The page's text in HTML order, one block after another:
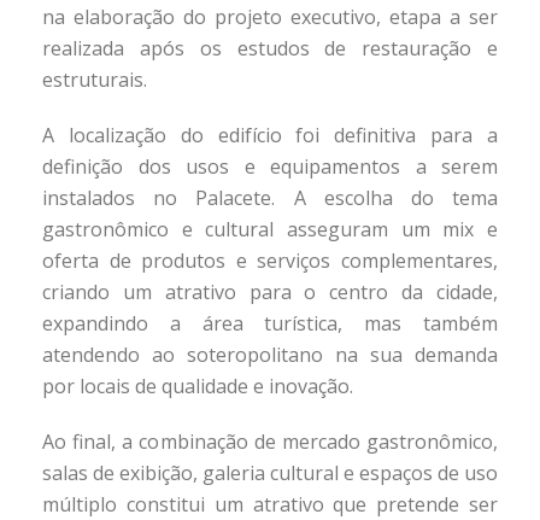
na elaboração do projeto executivo, etapa a ser
realizada após os estudos de restauração e
estruturais.
A localização do edifício foi definitiva para a
definição dos usos e equipamentos a serem
instalados no Palacete. A escolha do tema
gastronômico e cultural asseguram um mix e
oferta de produtos e serviços complementares,
criando um atrativo para o centro da cidade,
expandindo a área turística, mas também
atendendo ao soteropolitano na sua demanda
por locais de qualidade e inovação.
Ao final, a combinação de mercado gastronômico,
salas de exibição, galeria cultural e espaços de uso
múltiplo constitui um atrativo que pretende ser